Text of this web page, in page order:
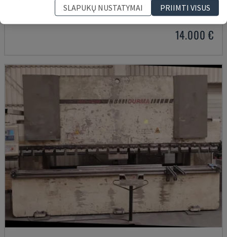
IMAL - STAKLIŲ PRESAS
2001
14.000 €
SLAPUKŲ NUSTATYMAI
PRIIMTI VISUS